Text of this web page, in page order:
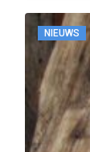
NIEUWS